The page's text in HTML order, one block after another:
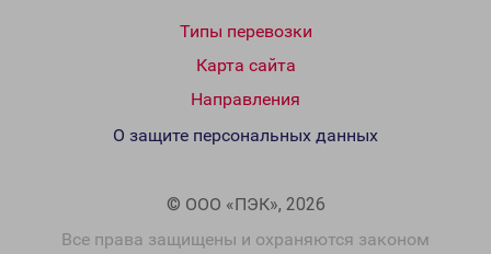
Типы перевозки
Карта сайта
Направления
© ООО «ПЭК», 2026
Все права защищены и охраняются законом
О защите персональных данных